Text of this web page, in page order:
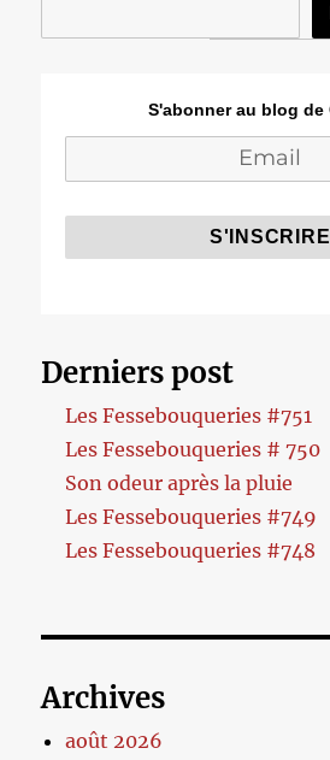
S'abonner au blog de
Derniers post
Les Fessebouqueries #751
Les Fessebouqueries # 750
Son odeur après la pluie
Les Fessebouqueries #749
Les Fessebouqueries #748
Archives
août 2026